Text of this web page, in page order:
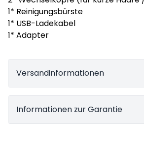
1* Reinigungsbürste
1* USB-Ladekabel
1* Adapter
Versandinformationen
Informationen zur Garantie